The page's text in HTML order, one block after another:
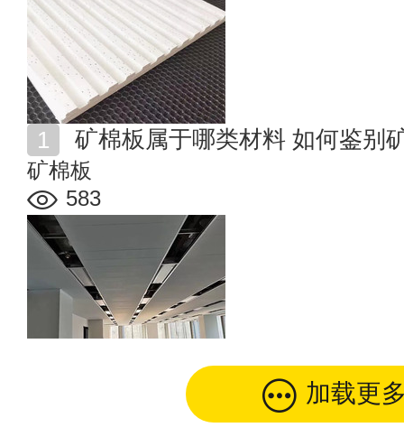
矿棉板属于哪类材料 如何鉴别
矿棉板
583
加载更